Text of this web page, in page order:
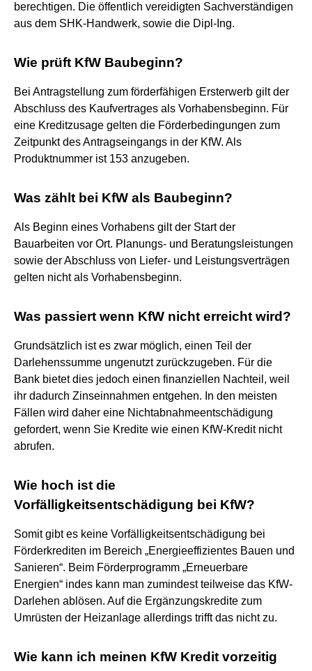
berechtigen. Die öffentlich vereidigten Sachverständigen
aus dem SHK-Handwerk, sowie die Dipl-Ing.
Wie prüft KfW Baubeginn?
Bei Antragstellung zum förderfähigen Ersterwerb gilt der
Abschluss des Kaufvertrages als Vorhabensbeginn. Für
eine Kreditzusage gelten die Förderbedingungen zum
Zeitpunkt des Antragseingangs in der KfW. Als
Produktnummer ist 153 anzugeben.
Was zählt bei KfW als Baubeginn?
Als Beginn eines Vorhabens gilt der Start der
Bauarbeiten vor Ort. Planungs- und Beratungsleistungen
sowie der Abschluss von Liefer- und Leistungsverträgen
gelten nicht als Vorhabensbeginn.
Was passiert wenn KfW nicht erreicht wird?
Grundsätzlich ist es zwar möglich, einen Teil der
Darlehenssumme ungenutzt zurückzugeben. Für die
Bank bietet dies jedoch einen finanziellen Nachteil, weil
ihr dadurch Zinseinnahmen entgehen. In den meisten
Fällen wird daher eine Nichtabnahmeentschädigung
gefordert, wenn Sie Kredite wie einen KfW-Kredit nicht
abrufen.
Wie hoch ist die
Vorfälligkeitsentschädigung bei KfW?
Somit gibt es keine Vorfälligkeitsentschädigung bei
Förderkrediten im Bereich „Energieeffizientes Bauen und
Sanieren“. Beim Förderprogramm „Erneuerbare
Energien“ indes kann man zumindest teilweise das KfW-
Darlehen ablösen. Auf die Ergänzungskredite zum
Umrüsten der Heizanlage allerdings trifft das nicht zu.
Wie kann ich meinen KfW Kredit vorzeitig